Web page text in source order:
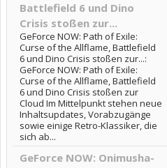
Battlefield 6 und Dino
Crisis stoßen zur...
GeForce NOW: Path of Exile:
Curse of the Allflame, Battlefield
6 und Dino Crisis stoßen zur...:
GeForce NOW: Path of Exile:
Curse of the Allflame, Battlefield
6 und Dino Crisis stoßen zur
Cloud Im Mittelpunkt stehen neue
Inhaltsupdates, Vorabzugänge
sowie einige Retro-Klassiker, die
sich ab...
GeForce NOW: Onimusha-